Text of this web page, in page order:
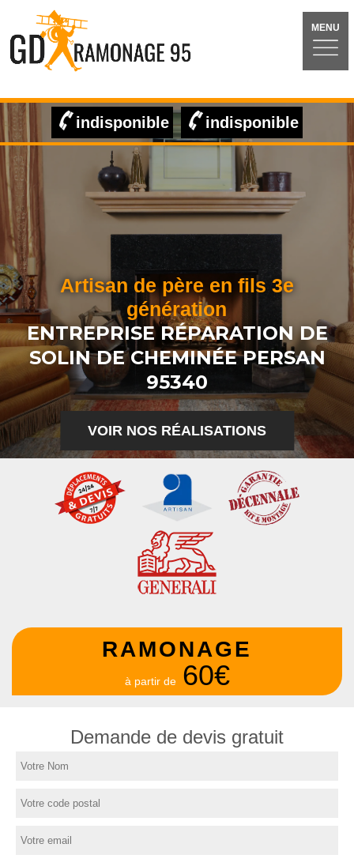
MENU
indisponible indisponible
Artisan de père en fils 3e
génération
ENTREPRISE RÉPARATION DE
SOLIN DE CHEMINÉE PERSAN
95340
VOIR NOS RÉALISATIONS
RAMONAGE
à partir de 60€
Demande de devis gratuit